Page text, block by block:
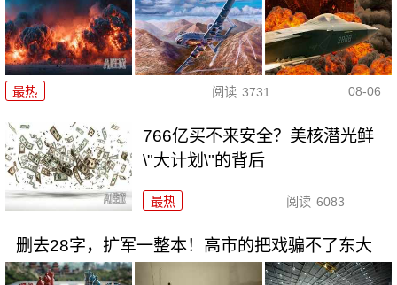
最热 阅读 3731 08-06
766亿买不来安全？美核潜光鲜
\"大计划\"的背后
最热 阅读 6083
删去28字，扩军一整本！高市的把戏骗不了东大